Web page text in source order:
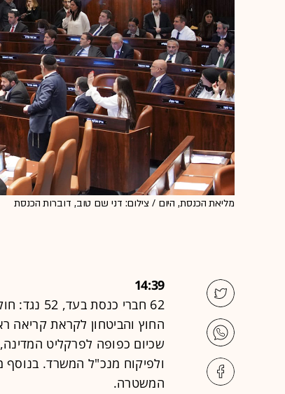
מליאת הכנסת, היום / צילום: דני שם טוב, דוברות הכנסת
14:39
62 חברי
החוץ והביטחון לקראת קריאה
שכיום כפופה לפרקליט
ולפיקוח מנכ"ל המשרד. בנוסף
המשטרה.